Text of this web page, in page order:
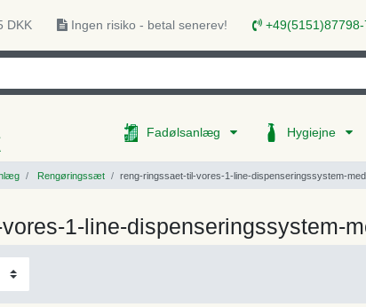
DKK Ingen risiko - betal senerev!
Fadølsanlæg Hygiejne
Rengøringssæt reng-ringssaet-til-vores-1-line-dispenseringssystem-
1-line-dispenseringssystem-